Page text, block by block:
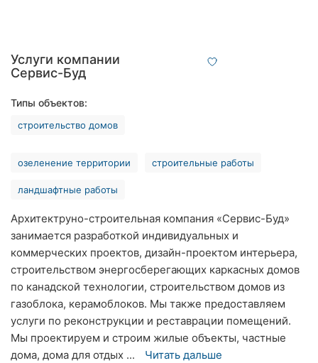
Винница
Житомир
Тернополь
Хмельницкий
Ровно
Одесса
Кропивницкий
Киев
Харьков
Запорожье
Услуги компании
Сервис-Буд
Типы объектов:
строительство домов
озеленение территории строительные работы
ландшафтные работы
Архитектруно-строительная компания «Сервис-Буд»
занимается разработкой индивидуальных и
коммерческих проектов, дизайн-проектом интерьера,
строительством энергосберегающих каркасных домов
по канадской технологии, строительством домов из
газоблока, керамоблоков. Мы также предоставляем
услуги по реконструкции и реставрации помещений.
Мы проектируем и строим жилые объекты, частные
дома, дома для отдых ...
Читать дальше